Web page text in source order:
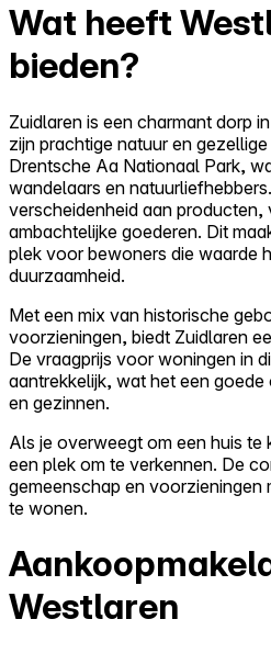
Wat heeft
bieden?
Zuidlaren is een charmant dorp
zijn prachtige natuur en
Drentsche Aa Nationaal Park,
wandelaars en
verscheidenheid aan
ambachtelijke goederen. Dit
plek voor bewoners die waarde
duurzaamheid.
Met een mix van historische
voorzieningen, biedt Zuidlaren
De vraagprijs voor woningen in
aantrekkelijk, wat het een
en gezinnen.
Als je overweegt om een huis te
een plek om te verkennen. De
gemeenschap en voorzieningen
te wonen.
Westlaren